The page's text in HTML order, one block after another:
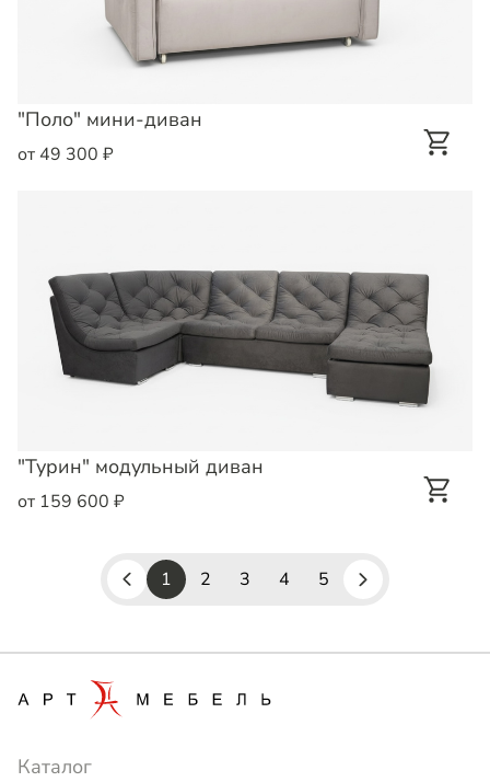
"Поло" мини-диван
от 49 300 ₽
"Турин" модульный диван
от 159 600 ₽
1 2 3 4 5
Каталог